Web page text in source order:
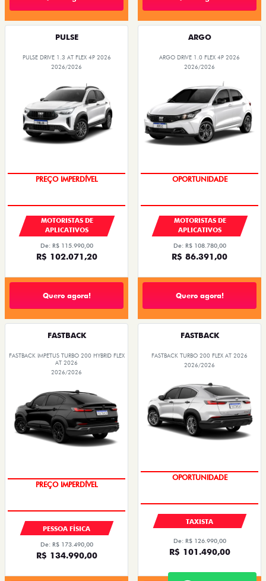
PULSE
PULSE DRIVE 1.3 AT FLEX 4P 2026
2026/2026
PREÇO IMPERDÍVEL
MOTORISTAS DE
APLICATIVOS
De: R$ 115.990,00
R$ 102.071,20
Quero agora!
ARGO
ARGO DRIVE 1.0 FLEX 4P 2026
2026/2026
OPORTUNIDADE
MOTORISTAS DE
APLICATIVOS
De: R$ 108.780,00
R$ 86.391,00
Quero agora!
FASTBACK
FASTBACK IMPETUS TURBO 200 HYBRID FLEX
AT 2026
2026/2026
PREÇO IMPERDÍVEL
PESSOA FÍSICA
De: R$ 173.490,00
R$ 134.990,00
FASTBACK
FASTBACK TURBO 200 FLEX AT 2026
2026/2026
OPORTUNIDADE
TAXISTA
De: R$ 126.990,00
R$ 101.490,00